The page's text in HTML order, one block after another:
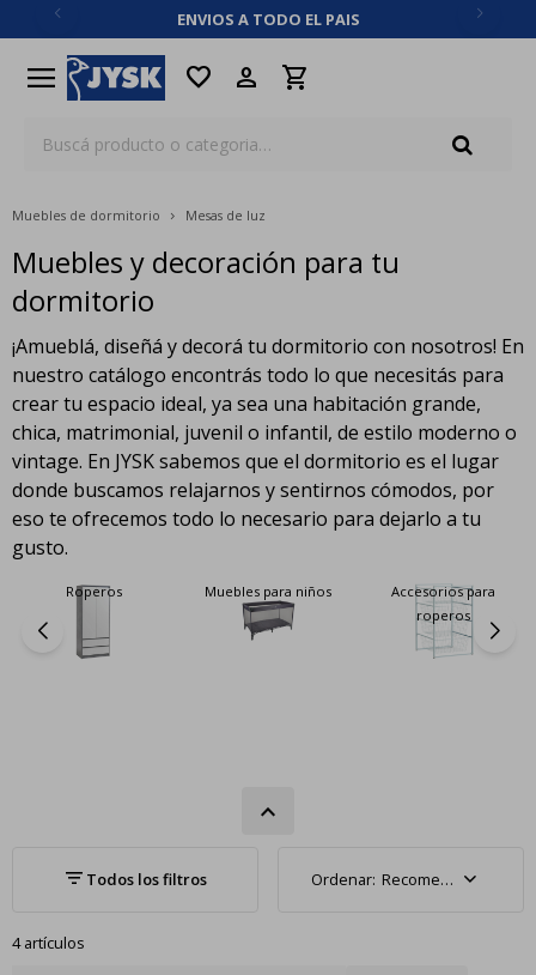
ENVIOS A TODO EL PAIS
menu favorite
Muebles de dormitorio Mesas de luz
Muebles y decoración para tu
dormitorio
¡Amueblá, diseñá y decorá tu dormitorio con nosotros! En
nuestro catálogo encontrás todo lo que necesitás para
crear tu espacio ideal, ya sea una habitación grande,
chica, matrimonial, juvenil o infantil, de estilo moderno o
vintage. En JYSK sabemos que el dormitorio es el lugar
donde buscamos relajarnos y sentirnos cómodos, por
eso te ofrecemos todo lo necesario para dejarlo a tu
gusto.
Roperos Muebles para niños
Accesorios para
roperos
Recomendados
4 artículos
close